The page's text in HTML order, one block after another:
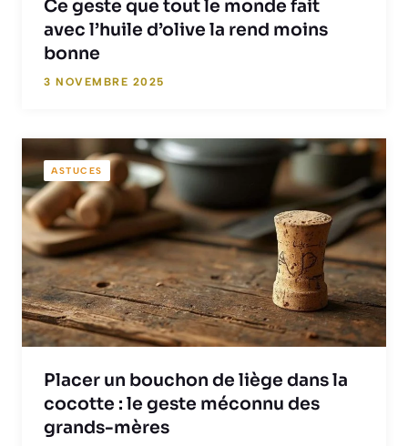
Ce geste que tout le monde fait
avec l’huile d’olive la rend moins
bonne
3 NOVEMBRE 2025
ASTUCES
Placer un bouchon de liège dans la
cocotte : le geste méconnu des
grands-mères